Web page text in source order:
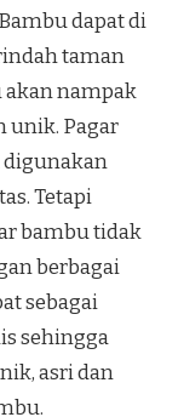
dapat di
taman
akan nampak
unik. Pagar
digunakan
Tetapi
bambu tidak
berbagai
sebagai
sehingga
asri dan